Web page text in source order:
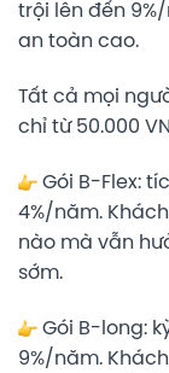
trội lên đến
an toàn cao.
Tất cả mọi
chỉ từ 50.000
Gói B-Flex:
4%/năm.
nào mà vẫn
sớm.
Gói B-long:
9%/năm.